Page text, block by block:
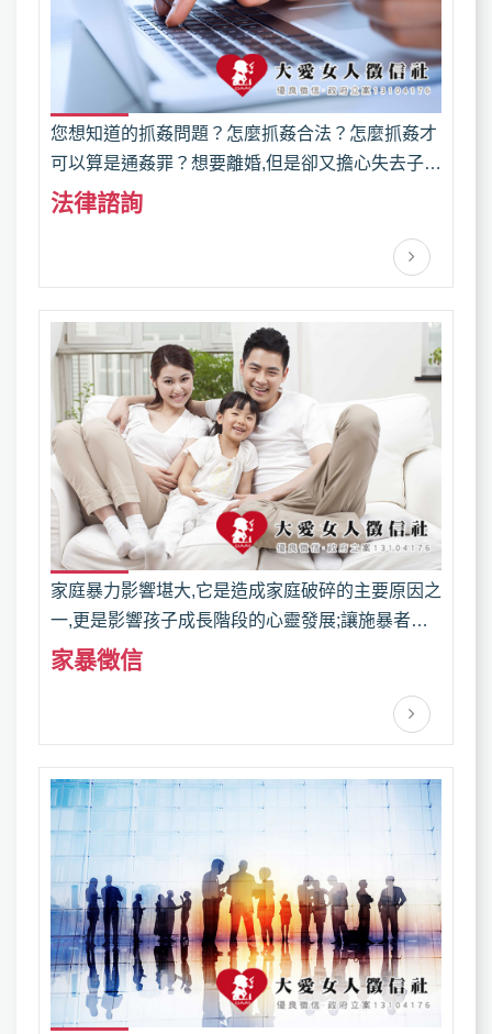
您想知道的抓姦問題？怎麼抓姦合法？怎麼抓姦才
可以算是通姦罪？想要離婚,但是卻又擔心失去子女
監護權,或者是離婚後對方卻不支付贍養費嗎？面對
法律諮詢
家庭暴力影響堪大,它是造成家庭破碎的主要原因之
一,更是影響孩子成長階段的心靈發展;讓施暴者瞭
解家庭暴力對家人所造成的傷害有多大;是否應該冷
家暴徵信